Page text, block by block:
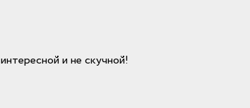
и не скучной!